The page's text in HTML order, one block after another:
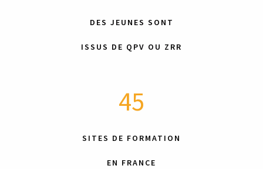
DES JEUNES SONT
ISSUS DE QPV OU ZRR
45
SITES DE FORMATION
EN FRANCE